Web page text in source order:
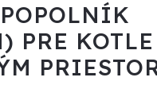
PRE KOTLE